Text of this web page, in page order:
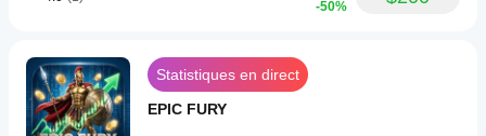
-50%
Statistiques en direct
EPIC FURY